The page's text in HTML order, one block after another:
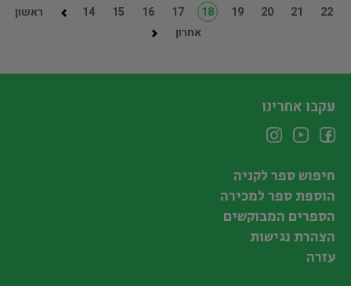
ראשון 14 15 16 17 18 19 20 21
22
אחרון
עקבו אחרינו
חיפוש ספר לקניה
הוספת ספר למכירה
הספרים המבוקשים
הצהרת נגישות
עזרה